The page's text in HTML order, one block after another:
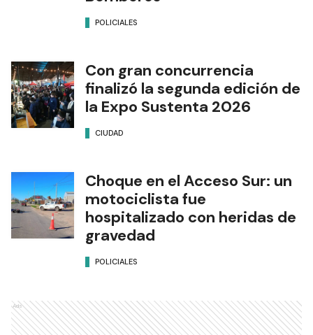
POLICIALES
Con gran concurrencia
finalizó la segunda edición de
la Expo Sustenta 2026
CIUDAD
Choque en el Acceso Sur: un
motociclista fue
hospitalizado con heridas de
gravedad
POLICIALES
Ads